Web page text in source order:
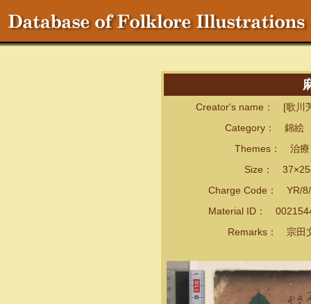
Creator's name： [歌川
Category： 錦絵
Themes： 治療・
Size：
Charge Code： YR/8/
Material ID：
Remarks： 宗田文庫